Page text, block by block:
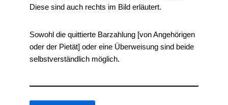
Diese sind auch rechts im Bild erläutert.
Sowohl die quittierte Barzahlung [von Angehörigen
oder der Pietät] oder eine Überweisung sind beide
selbstverständlich möglich.